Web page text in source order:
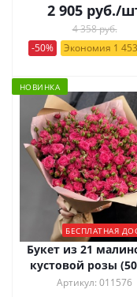
2 905руб./
4 358 руб.
-50%
Экономия 1
НОВИНКА
БЕСПЛАТНАЯ
Букет из 21
кустовой розы
Артикул: 011576